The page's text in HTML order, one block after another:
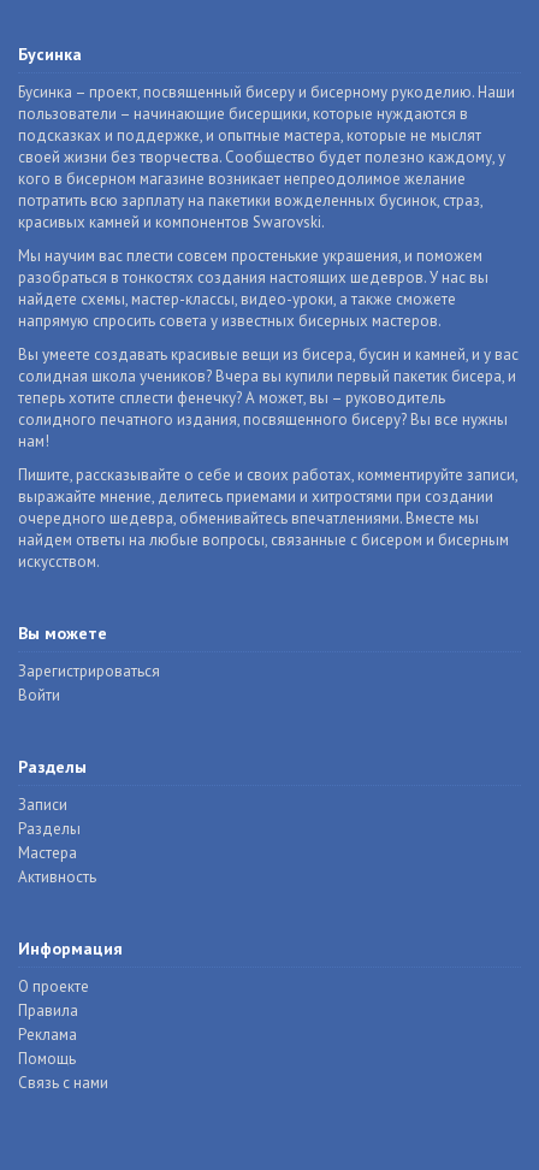
Бусинка
Бусинка – проект, посвященный бисеру и бисерному рукоделию. Наши
пользователи – начинающие бисерщики, которые нуждаются в
подсказках и поддержке, и опытные мастера, которые не мыслят
своей жизни без творчества. Сообщество будет полезно каждому, у
кого в бисерном магазине возникает непреодолимое желание
потратить всю зарплату на пакетики вожделенных бусинок, страз,
красивых камней и компонентов Swarovski.
Мы научим вас плести совсем простенькие украшения, и поможем
разобраться в тонкостях создания настоящих шедевров. У нас вы
найдете схемы, мастер-классы, видео-уроки, а также сможете
напрямую спросить совета у известных бисерных мастеров.
Вы умеете создавать красивые вещи из бисера, бусин и камней, и у вас
солидная школа учеников? Вчера вы купили первый пакетик бисера, и
теперь хотите сплести фенечку? А может, вы – руководитель
солидного печатного издания, посвященного бисеру? Вы все нужны
нам!
Пишите, рассказывайте о себе и своих работах, комментируйте записи,
выражайте мнение, делитесь приемами и хитростями при создании
очередного шедевра, обменивайтесь впечатлениями. Вместе мы
найдем ответы на любые вопросы, связанные с бисером и бисерным
искусством.
Вы можете
Зарегистрироваться
Войти
Разделы
Записи
Разделы
Мастера
Активность
Информация
О проекте
Правила
Реклама
Помощь
Связь с нами